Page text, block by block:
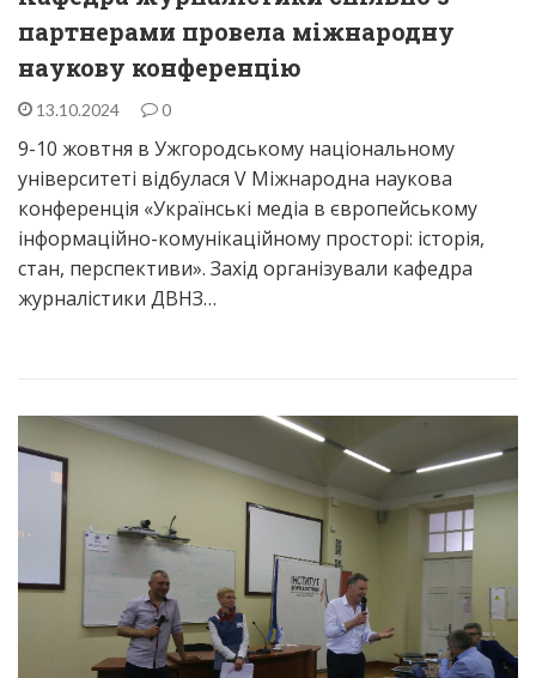
партнерами провела міжнародну
наукову конференцію
13.10.2024 0
9-10 жовтня в Ужгородському національному
університеті відбулася V Міжнародна наукова
конференція «Українські медіа в європейському
інформаційно-комунікаційному просторі: історія,
стан, перспективи». Захід організували кафедра
журналістики ДВНЗ…